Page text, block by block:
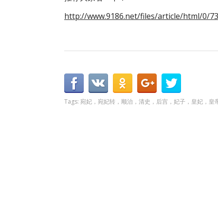
http://www.9186.net/files/article/html/0/
Tags: 宛妃，宛妃转，顺治，清史，后宫，妃子，皇妃，皇